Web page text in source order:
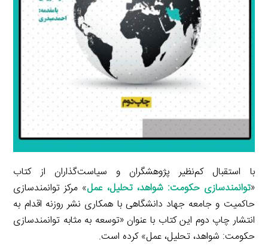
با استقبال کم‌نظیر پژوهشگران و سیاست‌گذاران از کتاب
«توانمندسازی حکومت: شواهد، تحلیل، عمل» مرکز توانمندسازی
حاکمیت و جامعه جهاد دانشگاهی با همکاری نشر روزنه اقدام به
انتشار چاپ دوم این کتاب با عنوان «توسعه به مثابه توانمندسازی
حکومت: شواهد، تحلیل، عمل» کرده است.